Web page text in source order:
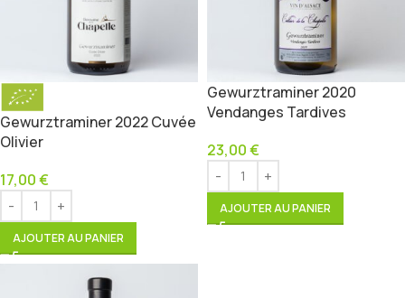
Gewurztraminer 2022 Cuvée
Olivier
17,00€
AJOUTER AU PANIER
Gewurztraminer 2020
Vendanges Tardives
23,00€
AJOUTER AU PANIER